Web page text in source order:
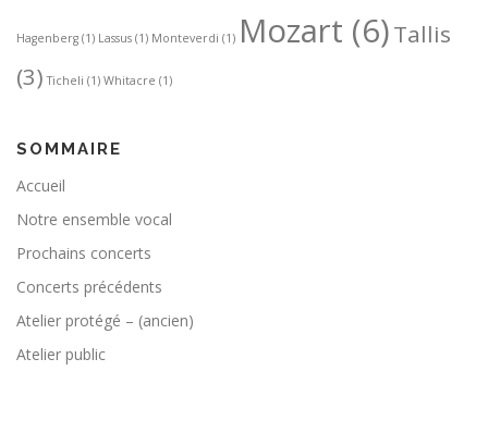
Hagenberg (1) Lassus (1) Monteverdi (1) Mozart (6)Tallis
(3) Ticheli (1) Whitacre (1)
SOMMAIRE
Accueil
Notre ensemble vocal
Prochains concerts
Concerts précédents
Atelier protégé – (ancien)
Atelier public